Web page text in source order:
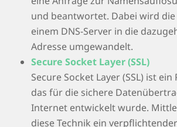
und beantwortet. Dabei wird die
einem DNS-Server in die
Adresse umgewandelt.
Secure Socket Layer (SSL)
Secure Socket Layer (SSL) ist
das für die sichere
Internet entwickelt wurde.
diese Technik ein